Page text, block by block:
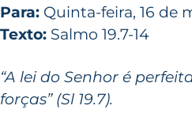
Para: Quinta-feira, 16 de
Texto: Salmo 19.7-14
“A lei do Senhor é
forças” (Sl 19.7).